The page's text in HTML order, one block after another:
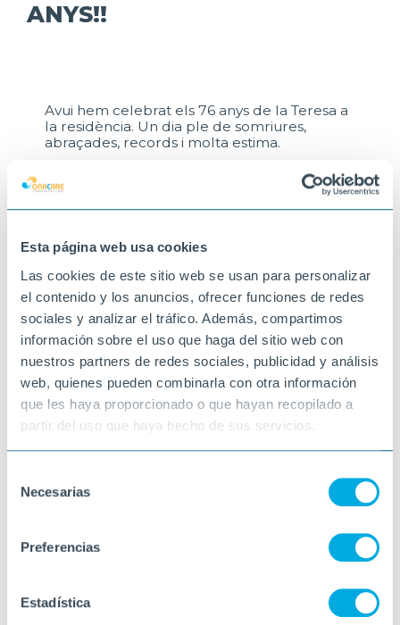
Esta página web usa cookies
Las cookies de este sitio web se usan para personalizar
el contenido y los anuncios, ofrecer funciones de redes
sociales y analizar el tráfico. Además, compartimos
información sobre el uso que haga del sitio web con
nuestros partners de redes sociales, publicidad y análisis
web, quienes pueden combinarla con otra información
que les haya proporcionado o que hayan recopilado a
partir del uso que haya hecho de sus servicios.
Necesarias
Preferencias
Estadística
ANYS!!
Avui hem celebrat els 76 anys de la Teresa a
la residència. Un dia ple de somriures,
abraçades, records i molta estima.
seva experiència i la seva tendresa al llarg
dels anys, i avui hem tingut el privilegi de
compartir amb ella aquest moment tan
Per molts anys, Teresa! Que continuïs
omplint-nos de llum i de bons moments.
08-06-2026
TORTOSA